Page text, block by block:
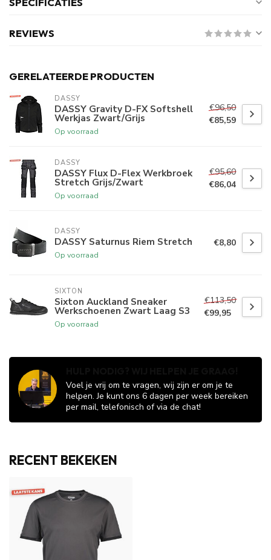
REVIEWS
GERELATEERDE PRODUCTEN
DASSY
DASSY Gravity D-FX Softshell
Werkjas Zwart/Grijs
Op voorraad
€96,50
€85,59
DASSY
DASSY Flux D-Flex Werkbroek
Stretch Grijs/Zwart
Op voorraad
€95,60
€86,04
DASSY
DASSY Saturnus Riem Stretch
Op voorraad
€8,80
SIXTON
Sixton Auckland Sneaker
Werkschoenen Zwart Laag S3
Op voorraad
€113,50
€99,95
Voel je vrij om te vragen, wij zijn er om je te
helpen. Je kunt ons 6 dagen per week bereiken
per mail, telefonisch of via de chat!
RECENT BEKEKEN